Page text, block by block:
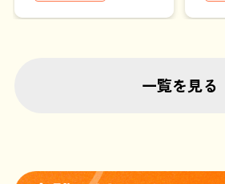
一覧を見る